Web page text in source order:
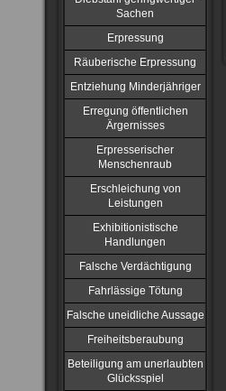
Sachen
Erpressung
Räuberische Erpressung
Entziehung Minderjähriger
Erregung öffentlichen
Ärgernisses
Erpresserischer
Menschenraub
Erschleichung von
Leistungen
Exhibitionistische
Handlungen
Falsche Verdächtigung
Fahrlässige Tötung
Falsche uneidliche Aussage
Freiheitsberaubung
Beteiligung am unerlaubten
Glücksspiel